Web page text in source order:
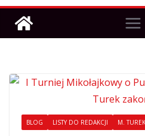
BLOG LISTY DO REDAKCJI M. TUREK